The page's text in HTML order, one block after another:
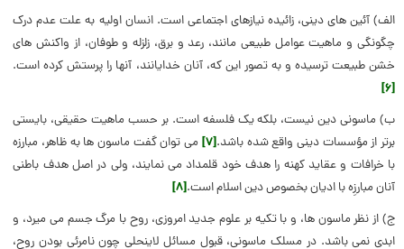
الف) آئین های دینی، زائیده نیازهای اجتماعی است. انسان اولیه به علت عدم درک
چگونگی و ماهیت عوامل طبیعی مانند، رعد و برق، زلزله و طوفان، از واکنش های
خشن طبیعت ترسیده و به تصور این که، آنان خدایانند، آنها را پرستش کرده است.
[۶]
ب) ماسونی دین نیست، بلکه یک فلسفه است. بر حسب ماهیت حقیقی، بایستی
برتر از مؤسسات دینی واقع شده باشد.[۷]
می توان گفت ماسون ها به ظاهر، مبارزه
با خرافات و عقاید کهنه را هدف خود قلمداد می نمایند، ولی در اصل هدف باطنی
آنان مبارزِه با ادیان بخصوص دین اسلام است.[۸]
ج) از نظر ماسون ها، و با تکیه بر علوم جدید امروزی، روح با مرگ جسم می میرد، و
ابدی نمی باشد. در مسلک ماسونی، قبول مسائل لاینحلی چون نامرئی بودن روح،